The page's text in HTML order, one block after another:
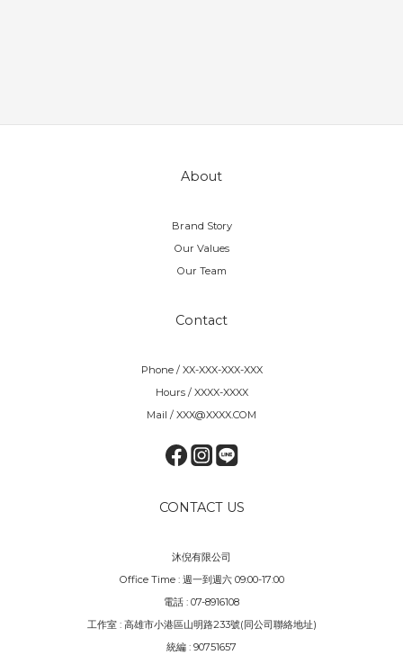
About
Brand Story
Our Values
Our Team
Contact
Phone / XX-XXX-XXX-XXX
Hours / XXXX-XXXX
Mail / XXX@XXXX.COM
CONTACT US
沐倪有限公司
Office Time : 週一到週六 09:00-17:00
電話 : 07-8916108
工作室 : 高雄市小港區山明路233號(同公司聯絡地址)
統編 : 90751657